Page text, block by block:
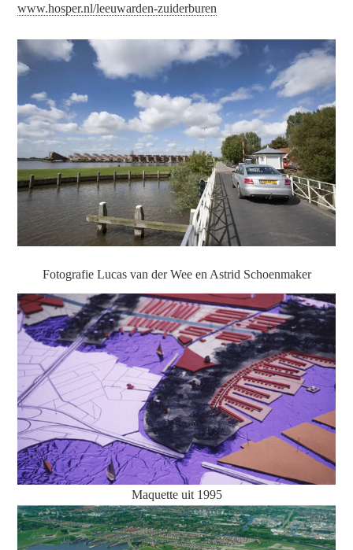
www.hosper.nl/leeuwarden-zuiderburen
Fotografie Lucas van der Wee en Astrid Schoenmaker
Maquette uit 1995